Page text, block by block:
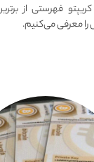
فهرستی از